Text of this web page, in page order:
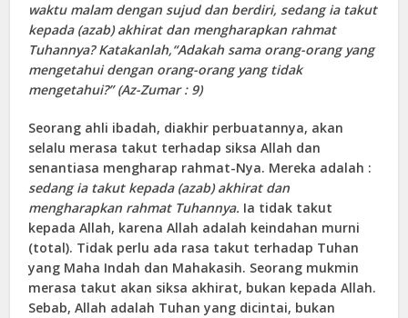
waktu malam dengan sujud dan berdiri, sedang ia takut
kepada (azab) akhirat dan mengharapkan rahmat
Tuhannya? Katakanlah,“Adakah sama orang-orang yang
mengetahui dengan orang-orang yang tidak
mengetahui?” (Az-Zumar : 9)
Seorang ahli ibadah, diakhir perbuatannya, akan
selalu merasa takut terhadap siksa Allah dan
senantiasa mengharap rahmat-Nya. Mereka adalah :
sedang ia takut kepada (azab) akhirat dan
mengharapkan rahmat Tuhannya. Ia tidak takut
kepada Allah, karena Allah adalah keindahan murni
(total). Tidak perlu ada rasa takut terhadap Tuhan
yang Maha Indah dan Mahakasih. Seorang mukmin
merasa takut akan siksa akhirat, bukan kepada Allah.
Sebab, Allah adalah Tuhan yang dicintai, bukan